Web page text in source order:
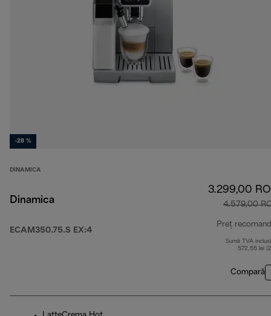
-28 %
DINAMICA
Dinamica
ECAM350.75.S EX:4
3.299,00
4.579,00
Preț
Sumă TVA
572,55 lei
Compară